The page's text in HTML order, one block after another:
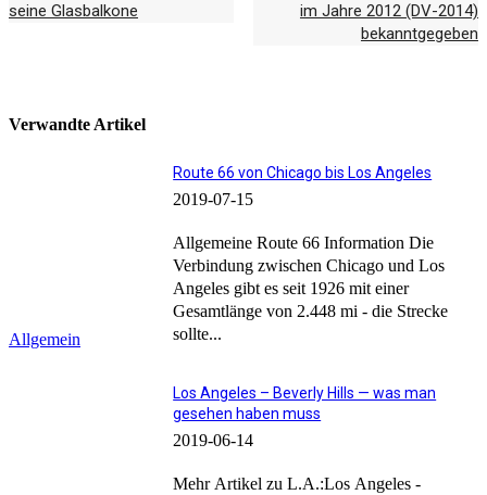
seine Glasbalkone
im Jahre 2012 (DV-2014)
bekanntgegeben
Verwandte Artikel
Allgemein
Route 66 von Chicago bis Los Angeles
2019-07-15
Allgemeine Route 66 Information Die
Verbindung zwischen Chicago und Los
Angeles gibt es seit 1926 mit einer
Gesamtlänge von 2.448 mi - die Strecke
sollte...
Los Angeles – Beverly Hills — was man
gesehen haben muss
2019-06-14
Mehr Artikel zu L.A.:Los Angeles -